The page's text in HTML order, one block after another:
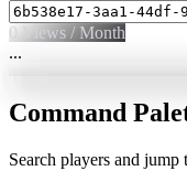
0 Views / Month
...
Command
Search players and jump